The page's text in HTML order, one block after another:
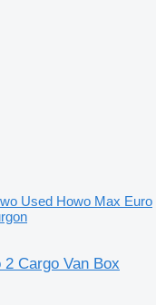
Used Howo Max Euro
Cargo Van Box